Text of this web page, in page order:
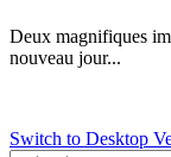
Deux magnifiques
nouveau jour...
Switch to Desktop